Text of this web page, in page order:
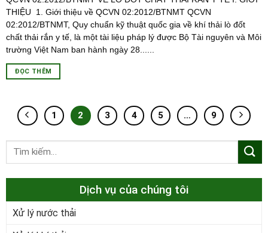
THIỆU 1. Giới thiệu về QCVN 02:2012/BTNMT QCVN
02:2012/BTNMT, Quy chuẩn kỹ thuật quốc gia về khí thải lò đốt
chất thải rắn y tế, là một tài liệu pháp lý được Bộ Tài nguyên và Môi
trường Việt Nam ban hành ngày 28......
ĐỌC THÊM
1 2 3 4 5 … 9
Dịch vụ của chúng tôi
Xử lý nước thải